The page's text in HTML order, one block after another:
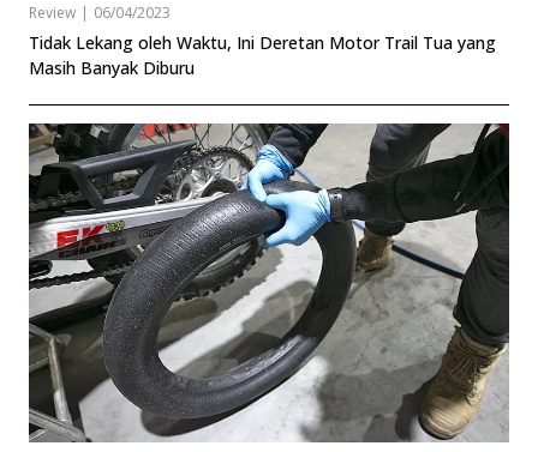
Review | 06/04/2023
Tidak Lekang oleh Waktu, Ini Deretan Motor Trail Tua yang
Masih Banyak Diburu